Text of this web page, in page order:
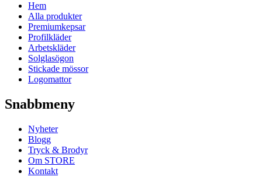
Hem
Alla produkter
Premiumkepsar
Profilkläder
Arbetskläder
Solglasögon
Stickade mössor
Logomattor
Snabbmeny
Nyheter
Blogg
Tryck & Brodyr
Om STORE
Kontakt